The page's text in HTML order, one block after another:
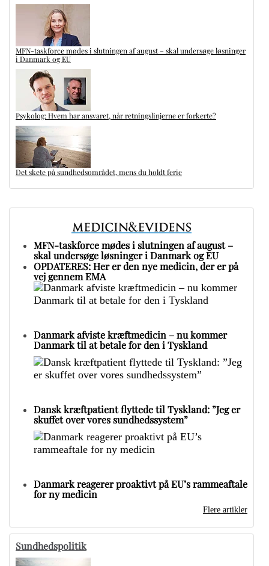
MFN-taskforce mødes i slutningen af august – skal undersøge løsninger
i Danmark og EU
Psykolog: Hvem har ansvaret, når retningslinjerne er forkerte?
Det skete på sundhedsområdet, mens du holdt ferie
MFN-taskforce mødes i slutningen af august –
skal undersøge løsninger i Danmark og EU
OPDATERES: Her er den nye medicin, der er på
vej gennem EMA
Danmark afviste kræftmedicin – nu kommer
Danmark til at betale for den i Tyskland
Dansk kræftpatient flyttede til Tyskland: ”Jeg er
skuffet over vores sundhedssystem”
Danmark reagerer proaktivt på EU’s rammeaftale
for ny medicin
Flere artikler
Sundhedspolitik